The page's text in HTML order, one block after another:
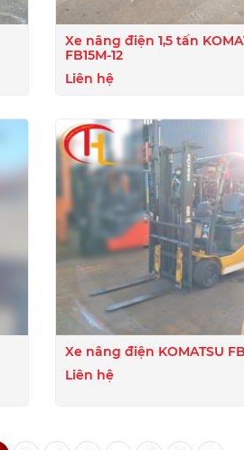
Xe nâng điện 1,5 tấn
FB15M-12
Liên hệ
Xe nâng điện
Liên hệ